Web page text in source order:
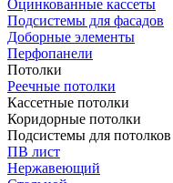
Оцинкованные кассеты
Подсистемы для фасадов
Доборные элементы
Перфопанели
Потолки
Реечные потолки
Кассетные потолки
Коридорные потолки
Подсистемы для потолков
ПВ лист
Нержавеющий